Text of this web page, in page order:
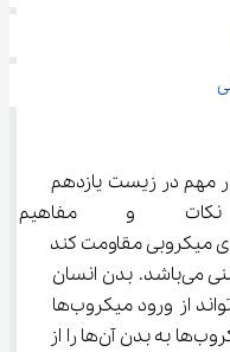
مهم در زیست یازدهم
و
در مقابل ابتلا به بیماری‌های میکروبی مقاومت کند
و این موضوع به دلیل سیستم ایمنی می‌باشد. بدن انسان
دارای چند خط دفاعی است که می‌تواند از ورود میکروب‌ها
جلوگیری کند یا در صورت ورود میکروب‌ها به بدن آن‌ها را از